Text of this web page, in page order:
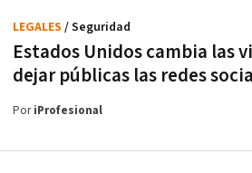
Estados Unidos cambia las
dejar públicas las redes
LEGALES / Seguridad
PoriProfesional